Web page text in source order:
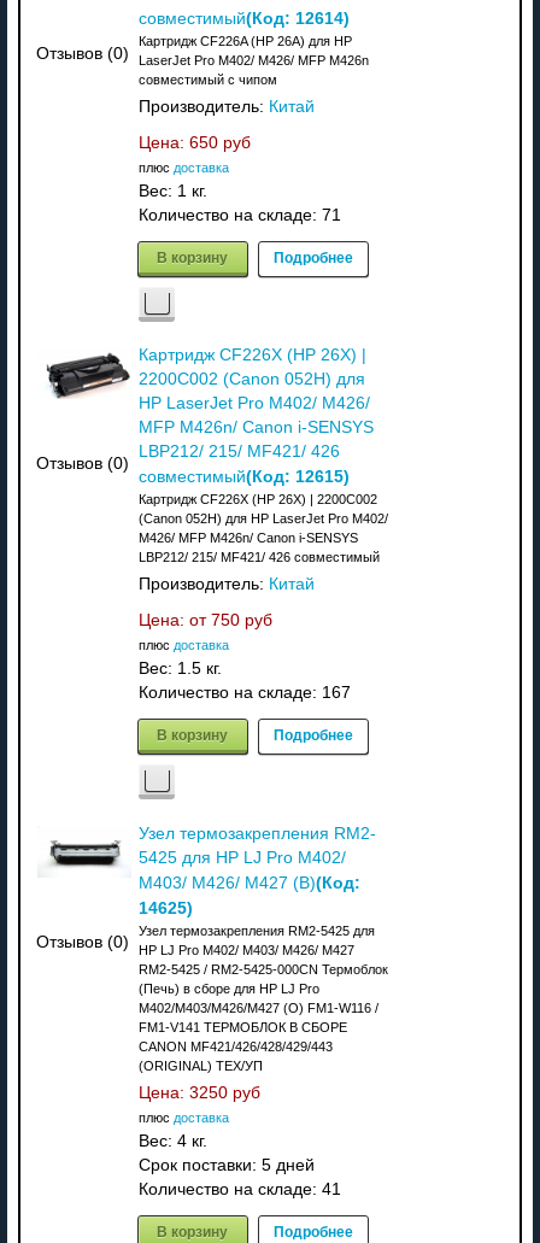
Отзывов (0)
совместимый(Код: 12614)
Картридж CF226A (HP 26A) для HP
LaserJet Pro M402/ M426/ MFP M426n
совместимый с чипом
Производитель: Китай
Цена: 650 руб
плюс доставка
Вес: 1 кг.
Количество на складе: 71
В корзину Подробнее
Отзывов (0)
Картридж CF226X (HP 26X) |
2200C002 (Canon 052H) для
HP LaserJet Pro M402/ M426/
MFP M426n/ Canon i-SENSYS
LBP212/ 215/ MF421/ 426
совместимый(Код: 12615)
Картридж CF226X (HP 26X) | 2200C002
(Canon 052H) для HP LaserJet Pro M402/
M426/ MFP M426n/ Canon i-SENSYS
LBP212/ 215/ MF421/ 426 совместимый
Производитель: Китай
Цена: от 750 руб
плюс доставка
Вес: 1.5 кг.
Количество на складе: 167
В корзину Подробнее
Отзывов (0)
Узел термозакрепления RM2-
5425 для HP LJ Pro M402/
M403/ M426/ M427 (В)(Код:
14625)
Узел термозакрепления RM2-5425 для
HP LJ Pro M402/ M403/ M426/ M427
RM2-5425 / RM2-5425-000CN Термоблок
(Печь) в сборе для HP LJ Pro
M402/M403/M426/M427 (O) FM1-W116 /
FM1-V141 ТЕРМОБЛОК В СБОРЕ
CANON MF421/426/428/429/443
(ORIGINAL) ТЕХ/УП
Цена: 3250 руб
плюс доставка
Вес: 4 кг.
Срок поставки: 5 дней
Количество на складе: 41
В корзину Подробнее